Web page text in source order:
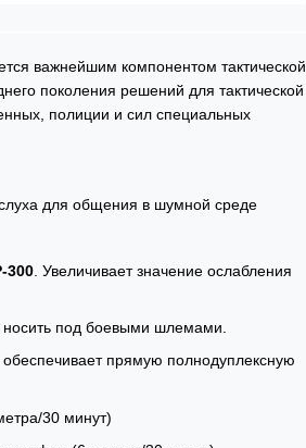
важнейшим компонентом тактической
поколения решений для тактической
полиции и сил специальных
для общения в шумной среде
300 . Увеличивает значение ослабления
под боевыми шлемами.
прямую полнодуплексную
30 минут)